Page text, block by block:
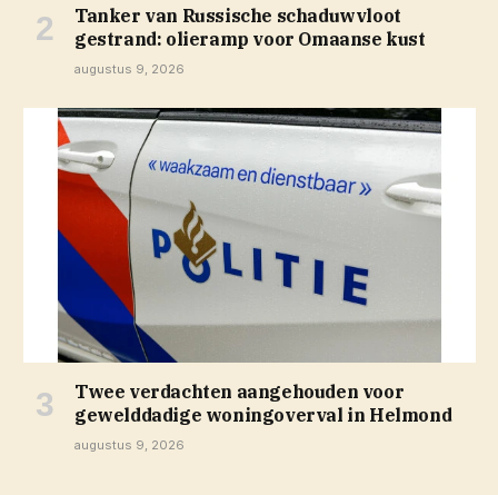
Tanker van Russische schaduwvloot
gestrand: olieramp voor Omaanse kust
augustus 9, 2026
Twee verdachten aangehouden voor
gewelddadige woningoverval in Helmond
augustus 9, 2026